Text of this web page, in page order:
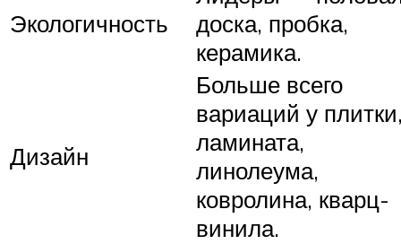
Экологичность
доска, пробка,
керамика.
Дизайн
Больше всего
вариаций у
ламината,
линолеума,
ковролина, кварц-
винила.